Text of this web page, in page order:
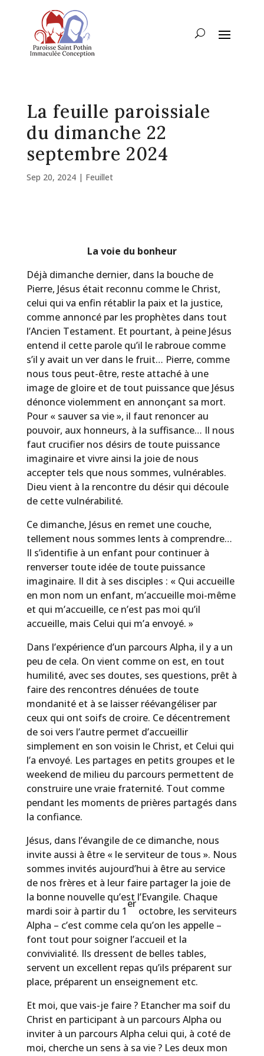
La feuille paroissiale
du dimanche 22
septembre 2024
Sep 20, 2024| Feuillet
La voie du bonheur
Déjà dimanche dernier, dans la bouche de
Pierre, Jésus était reconnu comme le Christ,
celui qui va enfin rétablir la paix et la justice,
comme annoncé par les prophètes dans tout
l’Ancien Testament. Et pourtant, à peine Jésus
entend il cette parole qu’il le rabroue comme
s’il y avait un ver dans le fruit… Pierre, comme
nous tous peut-être, reste attaché à une
image de gloire et de tout puissance que Jésus
dénonce violemment en annonçant sa mort.
Pour « sauver sa vie », il faut renoncer au
pouvoir, aux honneurs, à la suffisance… Il nous
faut crucifier nos désirs de toute puissance
imaginaire et vivre ainsi la joie de nous
accepter tels que nous sommes, vulnérables.
Dieu vient à la rencontre du désir qui découle
de cette vulnérabilité.
Ce dimanche, Jésus en remet une couche,
tellement nous sommes lents à comprendre…
Il s’identifie à un enfant pour continuer à
renverser toute idée de toute puissance
imaginaire. Il dit à ses disciples : « Qui accueille
en mon nom un enfant, m’accueille moi-même
et qui m’accueille, ce n’est pas moi qu’il
accueille, mais Celui qui m’a envoyé. »
Dans l’expérience d’un parcours Alpha, il y a un
peu de cela. On vient comme on est, en tout
humilité, avec ses doutes, ses questions, prêt à
faire des rencontres dénuées de toute
mondanité et à se laisser réévangéliser par
ceux qui ont soifs de croire. Ce décentrement
de soi vers l’autre permet d’accueillir
simplement en son voisin le Christ, et Celui qui
l’a envoyé. Les partages en petits groupes et le
weekend de milieu du parcours permettent de
construire une vraie fraternité. Tout comme
pendant les moments de prières partagés dans
la confiance.
Jésus, dans l’évangile de ce dimanche, nous
invite aussi à être « le serviteur de tous ». Nous
sommes invités aujourd’hui à être au service
de nos frères et à leur faire partager la joie de
la bonne nouvelle qu’est l’Evangile. Chaque
mardi soir à partir du 1
er
octobre, les serviteurs
Alpha – c’est comme cela qu’on les appelle –
font tout pour soigner l’accueil et la
convivialité. Ils dressent de belles tables,
servent un excellent repas qu’ils préparent sur
place, préparent un enseignement etc.
Et moi, que vais-je faire ? Etancher ma soif du
Christ en participant à un parcours Alpha ou
inviter à un parcours Alpha celui qui, à coté de
moi, cherche un sens à sa vie ? Les deux mon